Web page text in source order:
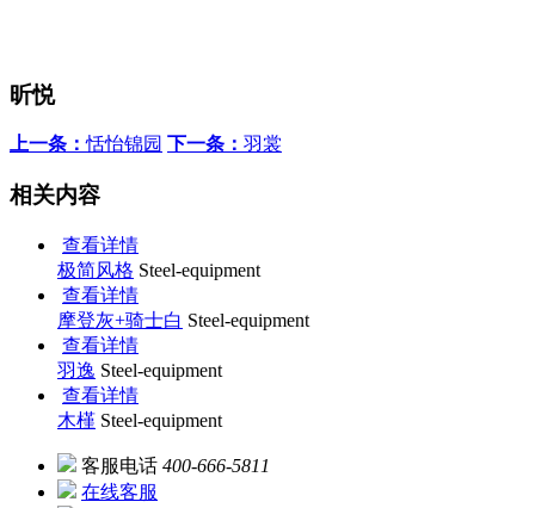
昕悦
上一条：恬怡锦园 下一条： 羽裳
相关内容
查看详情
极简风格 Steel-equipment
查看详情
摩登灰+骑士白 Steel-equipment
查看详情
羽逸 Steel-equipment
查看详情
木槿 Steel-equipment
客服电话 400-666-5811
在线客服